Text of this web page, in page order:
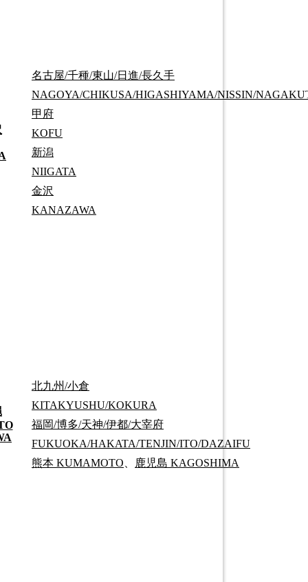
名古屋/千種/東山/日進/長久手
NAGOYA/CHIKUSA/HIGASHIYAMA/NISSIN/
甲府
KOFU
新潟
NIIGATA
金沢
KANAZAWA
北九州/小倉
KITAKYUSHU/KOKURA
福岡/博多/天神/伊都/大宰府
FUKUOKA/HAKATA/TENJIN/ITO/DAZAIFU
熊本 KUMAMOTO 鹿児島 KAGOSHIMA